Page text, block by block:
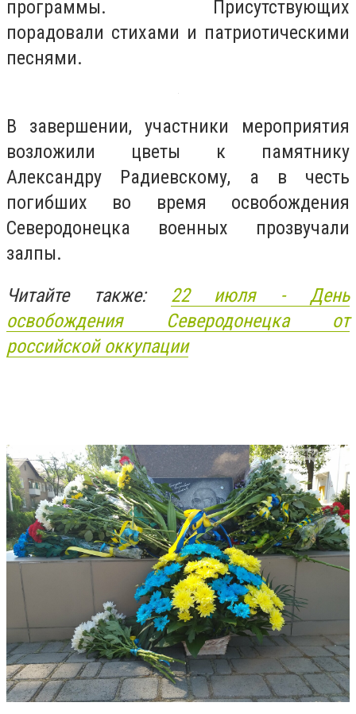
программы. Присутствующих
порадовали стихами и патриотическими
песнями.
В завершении, участники мероприятия
возложили цветы к памятнику
Александру Радиевскому, а в честь
погибших во время освобождения
Северодонецка военных прозвучали
залпы.
Читайте также: 22 июля - День
освобождения Северодонецка от
российской оккупации